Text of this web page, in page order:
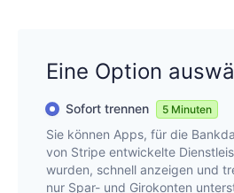
Eine Option
Sofort trennen 5 Minuten
Sie können Apps, für die
von Stripe entwickelte
wurden, schnell anzeigen und
nur Spar- und Girokonten